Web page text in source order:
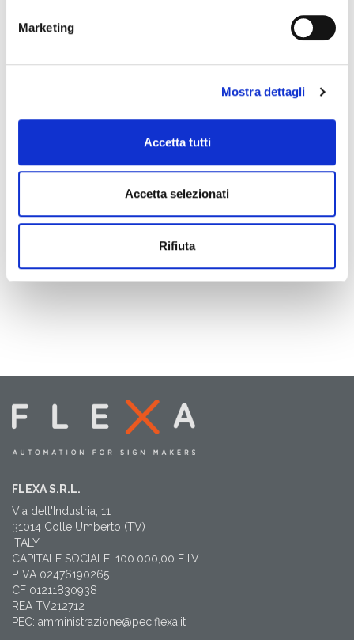
Marketing
Mostra dettagli
Accetta tutti
Accetta selezionati
Rifiuta
FLEXA S.R.L.
Via dell'Industria, 11
31014 Colle Umberto (TV)
ITALY
CAPITALE SOCIALE: 100.000,00 E I.V.
P.IVA 02476190265
CF 01211830938
REA TV212712
PEC: amministrazione@pec.flexa.it